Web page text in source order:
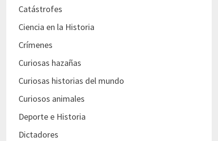
Catástrofes
Ciencia en la Historia
Crímenes
Curiosas hazañas
Curiosas historias del mundo
Curiosos animales
Deporte e Historia
Dictadores